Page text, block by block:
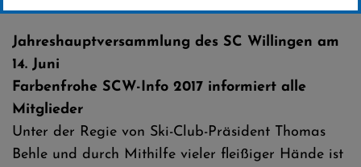
Jahreshauptversammlung des SC Willingen am
14. Juni
Farbenfrohe SCW-Info 2017 informiert alle
Mitglieder
Unter der Regie von Ski-Club-Präsident Thomas
Behle und durch Mithilfe vieler fleißiger Hände ist